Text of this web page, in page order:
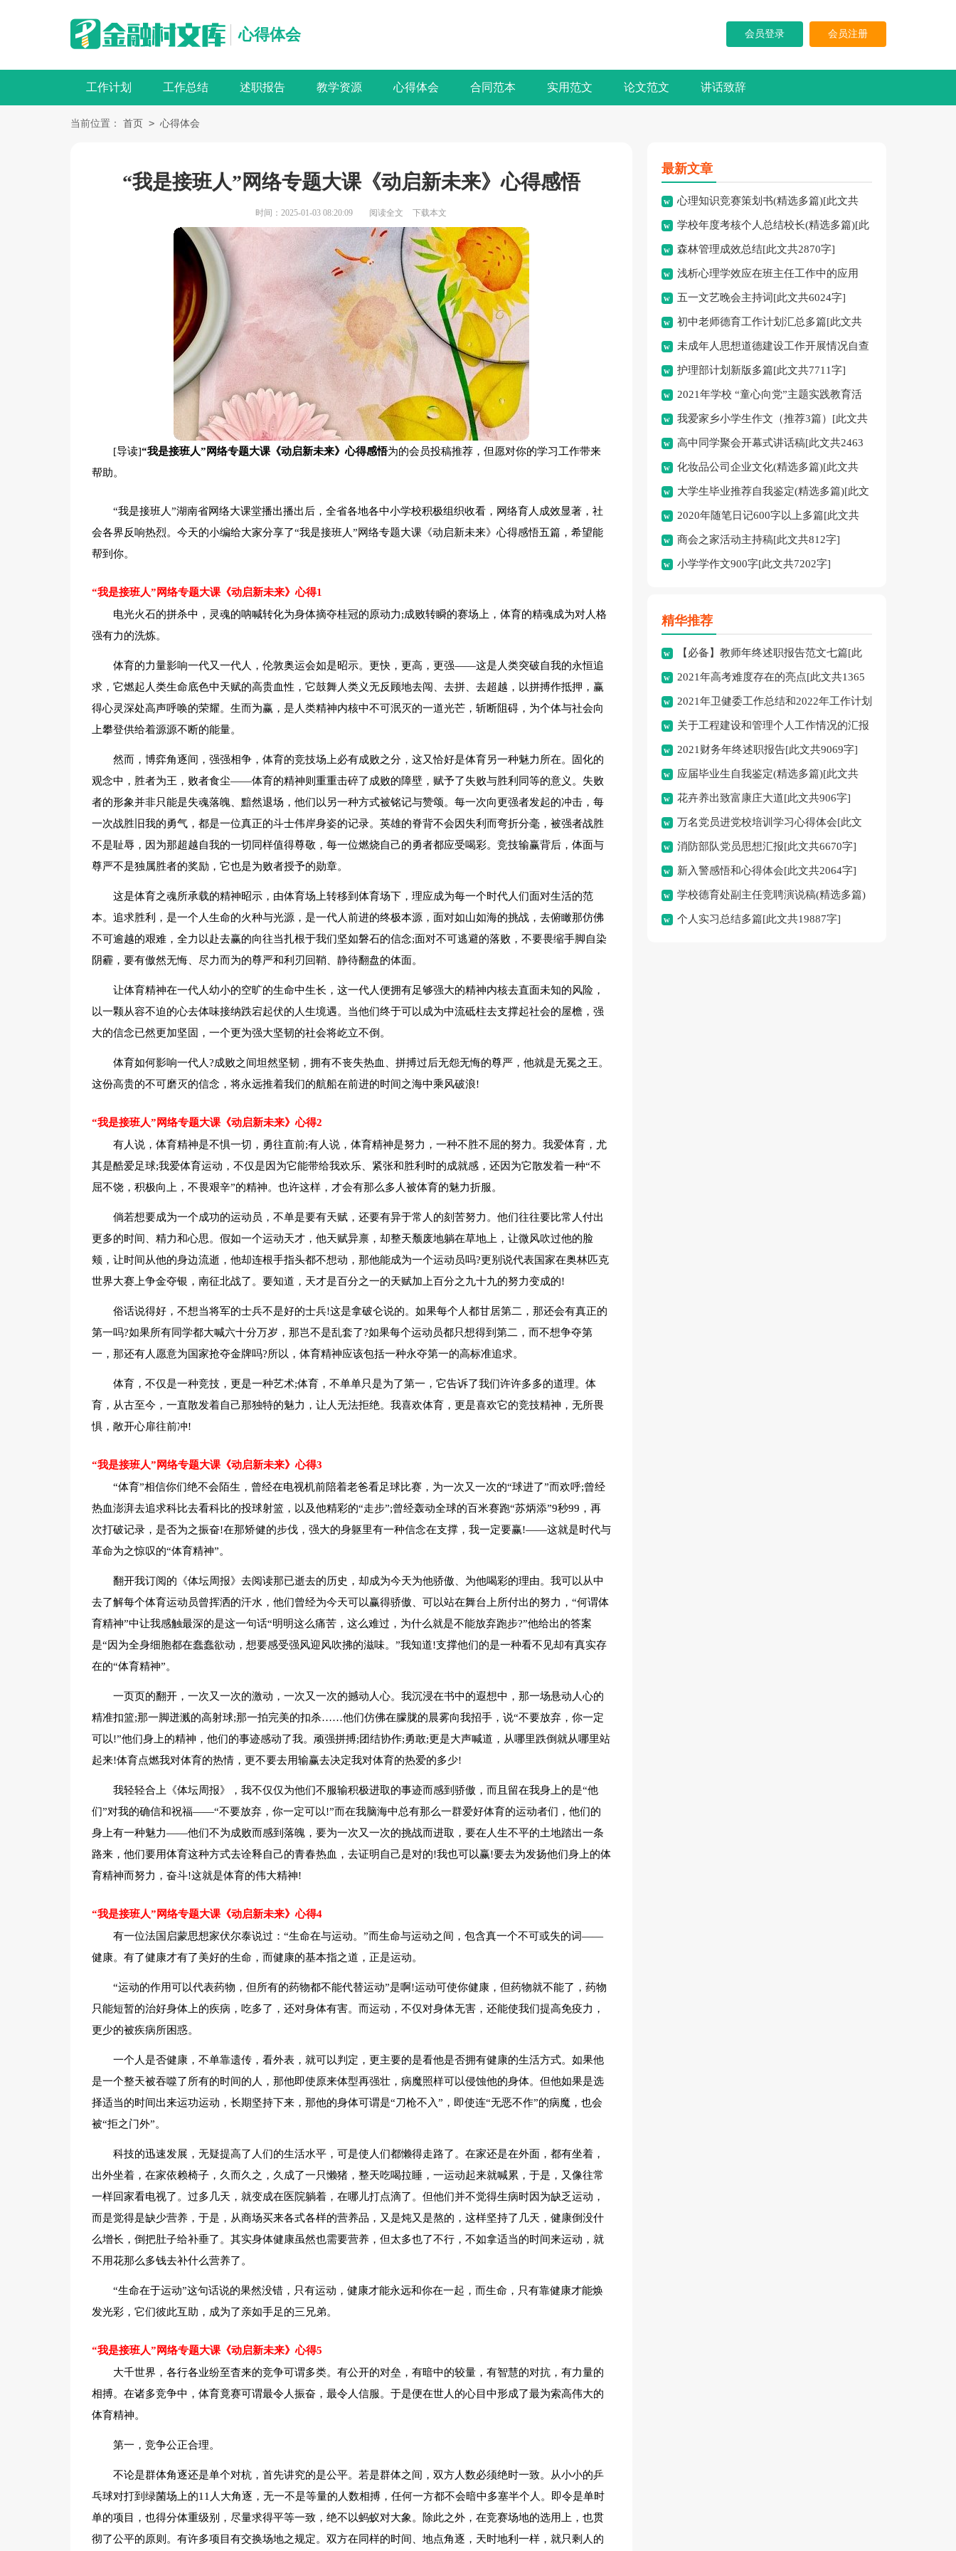
心得体会 会员登录 会员注册
工作计划 工作总结 述职报告 教学资源 心得体会 合同范本 实用范文 论文范文 讲话致辞
当前位置： 首页 > 心得体会
“我是接班人”网络专题大课《动启新未来》心得感悟
时间：2025-01-03 08:20:09 阅读全文 下载本文
[导读]“我是接班人”网络专题大课《动启新未来》心得感悟为的会员投稿推荐，但愿对你的学习工作带来
帮助。
“我是接班人”湖南省网络大课堂播出播出后，全省各地各中小学校积极组织收看，网络育人成效显著，社
会各界反响热烈。今天的小编给大家分享了“我是接班人”网络专题大课《动启新未来》心得感悟五篇，希望能
帮到你。
“我是接班人”网络专题大课《动启新未来》心得1
电光火石的拼杀中，灵魂的呐喊转化为身体摘夺桂冠的原动力;成败转瞬的赛场上，体育的精魂成为对人格
强有力的洗炼。
体育的力量影响一代又一代人，伦敦奥运会如是昭示。更快，更高，更强——这是人类突破自我的永恒追
求，它燃起人类生命底色中天赋的高贵血性，它鼓舞人类义无反顾地去闯、去拼、去超越，以拼搏作抵押，赢
得心灵深处高声呼唤的荣耀。生而为赢，是人类精神内核中不可泯灭的一道光芒，斩断阻碍，为个体与社会向
上攀登供给着源源不断的能量。
然而，博弈角逐间，强强相争，体育的竞技场上必有成败之分，这又恰好是体育另一种魅力所在。固化的
观念中，胜者为王，败者食尘——体育的精神则重重击碎了成败的障壁，赋予了失败与胜利同等的意义。失败
者的形象并非只能是失魂落魄、黯然退场，他们以另一种方式被铭记与赞颂。每一次向更强者发起的冲击，每
一次战胜旧我的勇气，都是一位真正的斗士伟岸身姿的记录。英雄的脊背不会因失利而弯折分毫，被强者战胜
不是耻辱，因为那超越自我的一切同样值得尊敬，每一位燃烧自己的勇者都应受喝彩。竞技输赢背后，体面与
尊严不是独属胜者的奖励，它也是为败者授予的勋章。
这是体育之魂所承载的精神昭示，由体育场上转移到体育场下，理应成为每一个时代人们面对生活的范
本。追求胜利，是一个人生命的火种与光源，是一代人前进的终极本源，面对如山如海的挑战，去俯瞰那仿佛
不可逾越的艰难，全力以赴去赢的向往当扎根于我们坚如磐石的信念;面对不可逃避的落败，不要畏缩手脚自染
阴霾，要有傲然无悔、尽力而为的尊严和利刃回鞘、静待翻盘的体面。
让体育精神在一代人幼小的空旷的生命中生长，这一代人便拥有足够强大的精神内核去直面未知的风险，
以一颗从容不迫的心去体味接纳跌宕起伏的人生境遇。当他们终于可以成为中流砥柱去支撑起社会的屋檐，强
大的信念已然更加坚固，一个更为强大坚韧的社会将屹立不倒。
体育如何影响一代人?成败之间坦然坚韧，拥有不丧失热血、拼搏过后无怨无悔的尊严，他就是无冕之王。
这份高贵的不可磨灭的信念，将永远推着我们的航船在前进的时间之海中乘风破浪!
“我是接班人”网络专题大课《动启新未来》心得2
有人说，体育精神是不惧一切，勇往直前;有人说，体育精神是努力，一种不胜不屈的努力。我爱体育，尤
其是酷爱足球;我爱体育运动，不仅是因为它能带给我欢乐、紧张和胜利时的成就感，还因为它散发着一种“不
屈不饶，积极向上，不畏艰辛”的精神。也许这样，才会有那么多人被体育的魅力折服。
倘若想要成为一个成功的运动员，不单是要有天赋，还要有异于常人的刻苦努力。他们往往要比常人付出
更多的时间、精力和心思。假如一个运动天才，他天赋异禀，却整天颓废地躺在草地上，让微风吹过他的脸
颊，让时间从他的身边流逝，他却连根手指头都不想动，那他能成为一个运动员吗?更别说代表国家在奥林匹克
世界大赛上争金夺银，南征北战了。要知道，天才是百分之一的天赋加上百分之九十九的努力变成的!
俗话说得好，不想当将军的士兵不是好的士兵!这是拿破仑说的。如果每个人都甘居第二，那还会有真正的
第一吗?如果所有同学都大喊六十分万岁，那岂不是乱套了?如果每个运动员都只想得到第二，而不想争夺第
一，那还有人愿意为国家抢夺金牌吗?所以，体育精神应该包括一种永夺第一的高标准追求。
体育，不仅是一种竞技，更是一种艺术;体育，不单单只是为了第一，它告诉了我们许许多多的道理。体
育，从古至今，一直散发着自己那独特的魅力，让人无法拒绝。我喜欢体育，更是喜欢它的竞技精神，无所畏
惧，敞开心扉往前冲!
“我是接班人”网络专题大课《动启新未来》心得3
“体育”相信你们绝不会陌生，曾经在电视机前陪着老爸看足球比赛，为一次又一次的“球进了”而欢呼;曾经
热血澎湃去追求科比去看科比的投球射篮，以及他精彩的“走步”;曾经轰动全球的百米赛跑“苏炳添”9秒99，再
次打破记录，是否为之振奋!在那矫健的步伐，强大的身躯里有一种信念在支撑，我一定要赢!——这就是时代与
革命为之惊叹的“体育精神”。
翻开我订阅的《体坛周报》去阅读那已逝去的历史，却成为今天为他骄傲、为他喝彩的理由。我可以从中
去了解每个体育运动员曾挥洒的汗水，他们曾经为今天可以赢得骄傲、可以站在舞台上所付出的努力，“何谓体
育精神”中让我感触最深的是这一句话“明明这么痛苦，这么难过，为什么就是不能放弃跑步?”他给出的答案
是“因为全身细胞都在蠢蠢欲动，想要感受强风迎风吹拂的滋味。”我知道!支撑他们的是一种看不见却有真实存
在的“体育精神”。
一页页的翻开，一次又一次的激动，一次又一次的撼动人心。我沉浸在书中的遐想中，那一场悬动人心的
精准扣篮;那一脚迸溅的高射球;那一拍完美的扣杀……他们仿佛在朦胧的晨雾向我招手，说“不要放弃，你一定
可以!”他们身上的精神，他们的事迹感动了我。顽强拼搏;团结协作;勇敢;更是大声喊道，从哪里跌倒就从哪里站
起来!体育点燃我对体育的热情，更不要去用输赢去决定我对体育的热爱的多少!
我轻轻合上《体坛周报》，我不仅仅为他们不服输积极进取的事迹而感到骄傲，而且留在我身上的是“他
们”对我的确信和祝福——“不要放弃，你一定可以!”而在我脑海中总有那么一群爱好体育的运动者们，他们的
身上有一种魅力——他们不为成败而感到落魄，要为一次又一次的挑战而进取，要在人生不平的土地踏出一条
路来，他们要用体育这种方式去诠释自己的青春热血，去证明自己是对的!我也可以赢!要去为发扬他们身上的体
育精神而努力，奋斗!这就是体育的伟大精神!
“我是接班人”网络专题大课《动启新未来》心得4
有一位法国启蒙思想家伏尔泰说过：“生命在与运动。”而生命与运动之间，包含真一个不可或失的词——
健康。有了健康才有了美好的生命，而健康的基本指之道，正是运动。
“运动的作用可以代表药物，但所有的药物都不能代替运动”是啊!运动可使你健康，但药物就不能了，药物
只能短暂的治好身体上的疾病，吃多了，还对身体有害。而运动，不仅对身体无害，还能使我们提高免疫力，
更少的被疾病所困惑。
一个人是否健康，不单靠遗传，看外表，就可以判定，更主要的是看他是否拥有健康的生活方式。如果他
是一个整天被吞噬了所有的时间的人，那他即使原来体型再强壮，病魔照样可以侵蚀他的身体。但他如果是选
择适当的时间出来运功运动，长期坚持下来，那他的身体可谓是“刀枪不入”，即使连“无恶不作”的病魔，也会
被“拒之门外”。
科技的迅速发展，无疑提高了人们的生活水平，可是使人们都懒得走路了。在家还是在外面，都有坐着，
出外坐着，在家依赖椅子，久而久之，久成了一只懒猪，整天吃喝拉睡，一运动起来就喊累，于是，又像往常
一样回家看电视了。过多几天，就变成在医院躺着，在哪儿打点滴了。但他们并不觉得生病时因为缺乏运动，
而是觉得是缺少营养，于是，从商场买来各式各样的营养品，又是炖又是熬的，这样坚持了几天，健康倒没什
么增长，倒把肚子给补垂了。其实身体健康虽然也需要营养，但太多也了不行，不如拿适当的时间来运动，就
不用花那么多钱去补什么营养了。
“生命在于运动”这句话说的果然没错，只有运动，健康才能永远和你在一起，而生命，只有靠健康才能焕
发光彩，它们彼此互助，成为了亲如手足的三兄弟。
“我是接班人”网络专题大课《动启新未来》心得5
大千世界，各行各业纷至杳来的竞争可谓多类。有公开的对垒，有暗中的较量，有智慧的对抗，有力量的
相搏。在诸多竞争中，体育竟赛可谓最令人振奋，最令人信服。于是便在世人的心目中形成了最为索高伟大的
体育精神。
第一，竞争公正合理。
不论是群体角逐还是单个对杭，首先讲究的是公平。若是群体之间，双方人数必须绝时一致。从小小的乒
乓球对打到绿菌场上的11人大角逐，无一不是等量的人数相搏，任何一方都不会暗中多塞半个人。即令是单时
单的项目，也得分体重级别，尽量求得平等一致，绝不以蚂蚁对大象。除此之外，在竞赛场地的选用上，也贯
彻了公平的原则。有许多项目有交换场地之规定。双方在同样的时间、地点角逐，天时地利一样，就只剩人的
最新文章
心理知识竞赛策划书(精选多篇)[此文共
5937字]
学校年度考核个人总结校长(精选多篇)[此
文共7741字]
森林管理成效总结[此文共2870字]
浅析心理学效应在班主任工作中的应用
[此文共3828字]
五一文艺晚会主持词[此文共6024字]
初中老师德育工作计划汇总多篇[此文共
11627字]
未成年人思想道德建设工作开展情况自查
报告[此文共12435字]
护理部计划新版多篇[此文共7711字]
2021年学校 “童心向党”主题实践教育活
动方案[此文共1080字]
我爱家乡小学生作文（推荐3篇）[此文共
1167字]高中同学聚会开幕式讲话稿[此文共2463
字] 化妆品公司企业文化(精选多篇)[此文共
6398字]
大学生毕业推荐自我鉴定(精选多篇)[此文
共5048字]
2020年随笔日记600字以上多篇[此文共
2977字]
商会之家活动主持稿[此文共812字]
小学学作文900字[此文共7202字]
精华推荐
【必备】教师年终述职报告范文七篇[此
文共9997字]
2021年高考难度存在的亮点[此文共1365
字] 2021年卫健委工作总结和2022年工作计划
[此文共4398字]
关于工程建设和管理个人工作情况的汇报
[此文共1733字]
2021财务年终述职报告[此文共9069字]
应届毕业生自我鉴定(精选多篇)[此文共
5073字]花卉养出致富康庄大道[此文共906字]
万名党员进党校培训学习心得体会[此文
共1135字]
消防部队党员思想汇报[此文共6670字]
新入警感悟和心得体会[此文共2064字]
学校德育处副主任竞聘演说稿(精选多篇)
[此文共10979字]
个人实习总结多篇[此文共19887字]